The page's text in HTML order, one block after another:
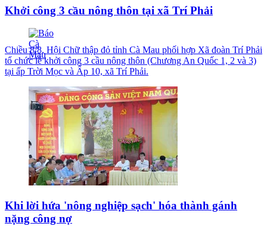
Khởi công 3 cầu nông thôn tại xã Trí Phải
Chiều 8/8, Hội Chữ thập đỏ tỉnh Cà Mau phối hợp Xã đoàn Trí Phải
tổ chức lễ khởi công 3 cầu nông thôn (Chương An Quốc 1, 2 và 3)
tại ấp Trời Mọc và Ấp 10, xã Trí Phải.
Khi lời hứa 'nông nghiệp sạch' hóa thành gánh
nặng công nợ